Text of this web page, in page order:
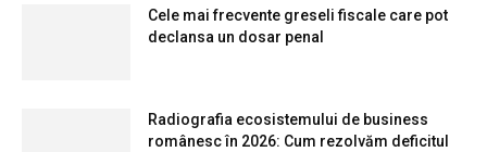
Cele mai frecvente greseli fiscale care pot
declansa un dosar penal
Radiografia ecosistemului de business
românesc în 2026: Cum rezolvăm deficitul